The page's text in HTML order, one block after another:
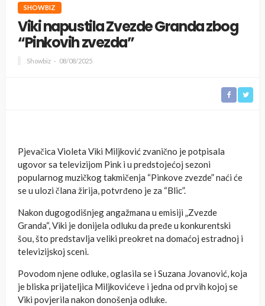
SHOWBIZ
Viki napustila Zvezde Granda zbog
“Pinkovih zvezda”
Showbiz 08/08/2025
Pjevačica Violeta Viki Miljković zvanično je potpisala
ugovor sa televizijom Pink i u predstojećoj sezoni
popularnog muzičkog takmičenja “Pinkove zvezde” naći će
se u ulozi člana žirija, potvrđeno je za “Blic”.
Nakon dugogodišnjeg angažmana u emisiji „Zvezde
Granda“, Viki je donijela odluku da pređe u konkurentski
šou, što predstavlja veliki preokret na domaćoj estradnoj i
televizijskoj sceni.
Povodom njene odluke, oglasila se i Suzana Jovanović, koja
je bliska prijateljica Miljkovićeve i jedna od prvih kojoj se
Viki povjerila nakon donošenja odluke.